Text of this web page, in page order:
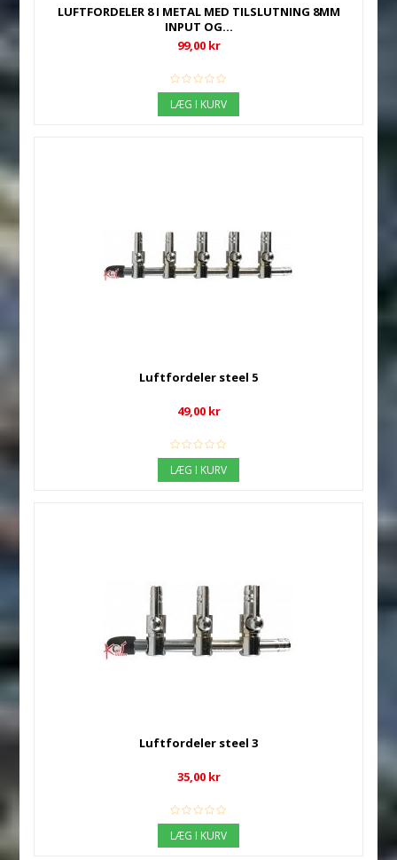
LUFTFORDELER 8 I METAL MED TILSLUTNING 8MM
INPUT OG...
99,00 kr
LÆG I KURV
Luftfordeler steel 5
49,00 kr
LÆG I KURV
Luftfordeler steel 3
35,00 kr
LÆG I KURV